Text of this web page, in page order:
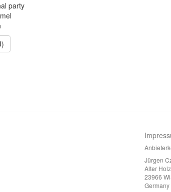
party
Jürgen
Alter
23966
Germany